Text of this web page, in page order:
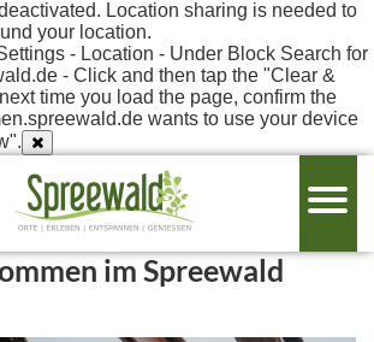
Location sharing is needed to
your location.
- Location - Under Block Search for
- Click and then tap the "Clear &
time you load the page, confirm the
wants to use your device
im Spreewald